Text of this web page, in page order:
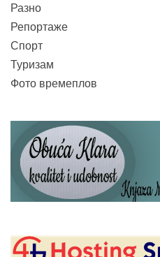
Разно
Репортаже
Спорт
Туризам
Фото времеплов